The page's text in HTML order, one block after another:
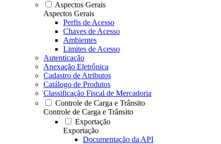
Aspectos Gerais
Aspectos Gerais
Perfis de Acesso
Chaves de Acesso
Ambientes
Limites de Acesso
Autenticação
Anexação Eletrônica
Cadastro de Atributos
Catálogo de Produtos
Classificação Fiscal de Mercadoria
Controle de Carga e Trânsito
Controle de Carga e Trânsito
Exportação
Exportação
Documentação da API